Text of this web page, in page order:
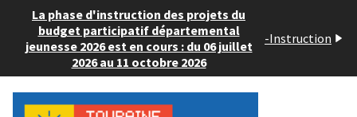
La phase d'instruction des projets du
budget participatif départemental
jeunesse 2026 est en cours : du 06 juillet
2026 au 11 octobre 2026
-Instruction